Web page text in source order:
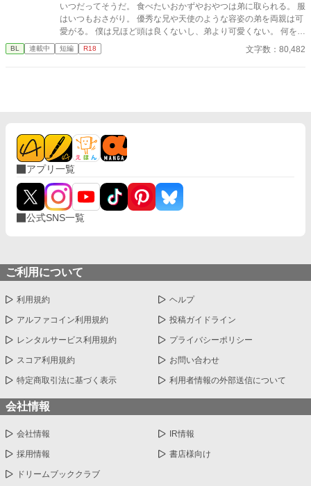
いつだってそうだ。 食べたいおかずやおやつは弟に取られる。 服
はいつもおさがり。 優秀な兄や天使のような容姿の弟を両親は可
愛がる。 僕は兄ほど頭は良くないし、弟より可愛くない。 何をや
らせてもミソッカスな僕。 だから、何もかもを諦めた。 またして
も突発的な思いつきによる投稿です。 楽しくお読みいただけたら
BL 連載中 短編 R18 文字数：80,482
アプリ一覧
公式SNS一覧
ご利用について
利用規約 ヘルプ
アルファコイン利用規約 投稿ガイドライン
レンタルサービス利用規約 プライバシーポリシー
スコア利用規約 お問い合わせ
特定商取引法に基づく表示 利用者情報の外部送信について
会社情報
会社情報 IR情報
採用情報 書店様向け
ドリームブッククラブ